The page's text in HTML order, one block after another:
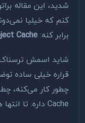
شدید، این مقاله
کنم که خیلیا
برابر کنه: Cache
شاید اسمش ترسناک
Cache داره. تا انتها همراه باشید.